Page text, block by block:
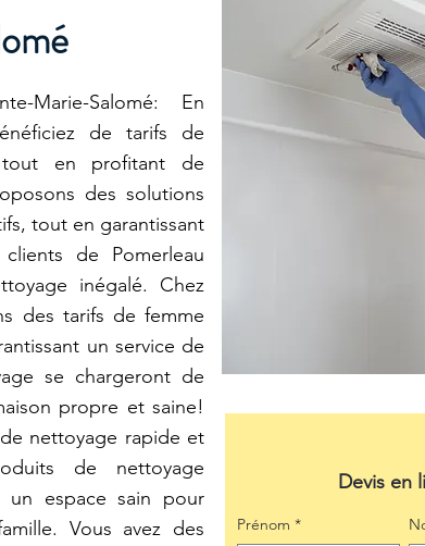
Marie-Salomé: En
de tarifs de
tout en profitant de
des solutions
tout en garantissant
de Pomerleau
inégalé. Chez
des tarifs de femme
un service de
se chargeront de
propre et saine!
nettoyage rapide et
de nettoyage
un espace sain pour
Vous avez des
Devis en
Prénom *